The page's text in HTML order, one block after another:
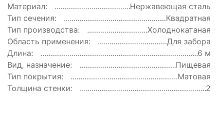
Материал:
Нержавеющая сталь
Тип сечения:
Квадратная
Тип производства:
Холоднокатаная
Область применения:
Для забора
Длина:
6 м
Вид, назначение:
Пищевая
Тип покрытия:
Матовая
Толщина стенки:
2